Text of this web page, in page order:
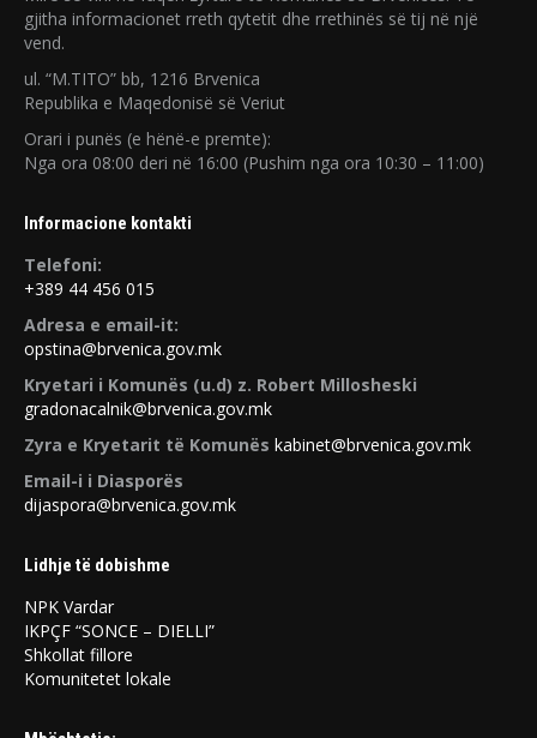
gjitha informacionet rreth qytetit dhe rrethinës së tij në një
vend.
ul. “M.TITO” bb, 1216 Brvenica
Republika e Maqedonisë së Veriut
Orari i punës (e hënë-e premte):
Nga ora 08:00 deri në 16:00 (Pushim nga ora 10:30 – 11:00)
Informacione kontakti
Telefoni:
+389 44 456 015
Adresa e email-it:
opstina@brvenica.gov.mk
Kryetari i Komunës (u.d) z. Robert Millosheski
gradonacalnik@brvenica.gov.mk
Zyra e Kryetarit të Komunës kabinet@brvenica.gov.mk
Email-i i Diasporës
dijaspora@brvenica.gov.mk
Lidhje të dobishme
NPK Vardar
IKPÇF “SONCE – DIELLI”
Shkollat ​​fillore
Komunitetet lokale